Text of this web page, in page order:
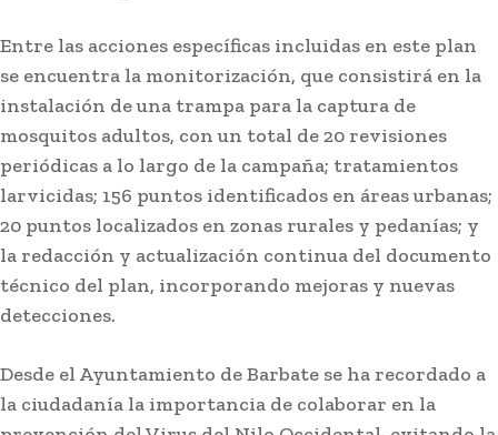
la Fuensanta Coronada de
Alcaudete
Entre las acciones específicas incluidas en este plan
se encuentra la monitorización, que consistirá en la
instalación de una trampa para la captura de
mosquitos adultos, con un total de 20 revisiones
periódicas a lo largo de la campaña; tratamientos
larvicidas; 156 puntos identificados en áreas urbanas;
20 puntos localizados en zonas rurales y pedanías; y
la redacción y actualización continua del documento
técnico del plan, incorporando mejoras y nuevas
detecciones.
Desde el Ayuntamiento de Barbate se ha recordado a
la ciudadanía la importancia de colaborar en la